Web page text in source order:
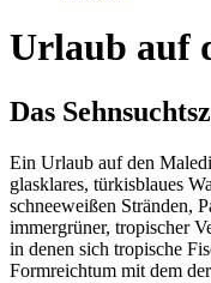
Urlaub auf
Das
Ein Urlaub auf den
glasklares, türkisblaues
schneeweißen Stränden,
immergrüner, tropischer
in denen sich tropische
Formreichtum mit dem